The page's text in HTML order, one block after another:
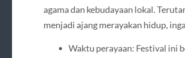
agama dan kebudayaan lokal.
menjadi ajang merayakan hidup,
Waktu perayaan: Festival ini